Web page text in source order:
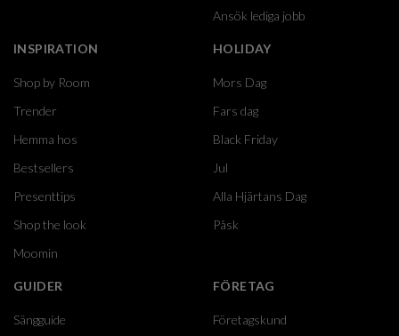
Ansök lediga jobb
INSPIRATION
Shop by Room
Trender
Hemma hos
Bestsellers
Presenttips
Shop the look
Moomin
HOLIDAY
Mors Dag
Fars dag
Black Friday
Jul
Alla Hjärtans Dag
Påsk
GUIDER
Sängguide
FÖRETAG
Företagskund